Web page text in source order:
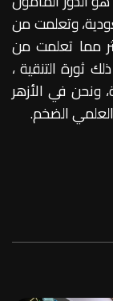
وتعلمت من
مما تعلمت من
ثورة التنقية ،
ونحن في الأزهر
الضخم.